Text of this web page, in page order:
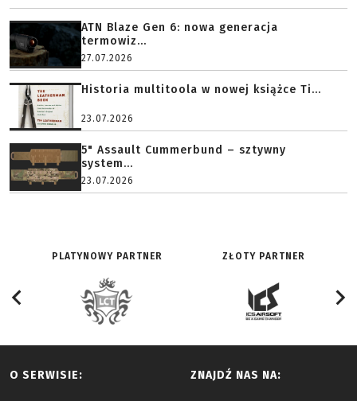
ATN Blaze Gen 6: nowa generacja
termowiz...
27.07.2026
Historia multitoola w nowej książce Ti...
23.07.2026
5" Assault Cummerbund – sztywny
system...
23.07.2026
PLATYNOWY PARTNER ZŁOTY PARTNER
O SERWISIE: ZNAJDŹ NAS NA: